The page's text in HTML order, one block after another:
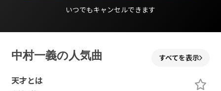
いつでもキャンセルできます
中村一義の人気曲 すべてを表示
天才とは